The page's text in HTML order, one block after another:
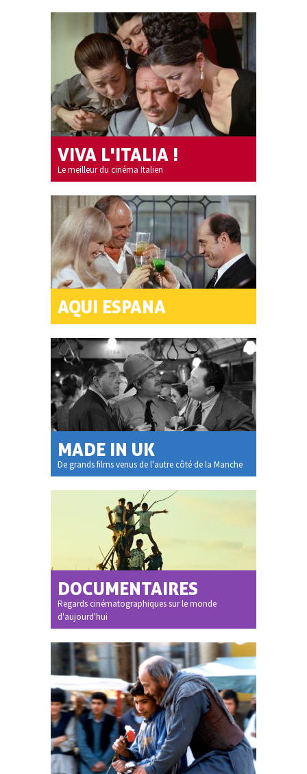
VIVA L'ITALIA !
Le meilleur du cinéma Italien
AQUI ESPANA
MADE IN UK
De grands films venus de l'autre côté de la Manche
DOCUMENTAIRES
Regards cinématographiques sur le monde
d'aujourd'hui